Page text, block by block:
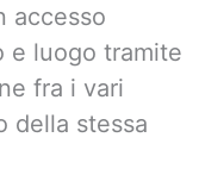
accesso
e luogo tramite
fra i vari
della stessa